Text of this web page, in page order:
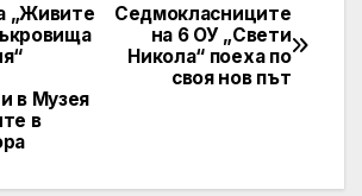
Седмокласниците
на 6 ОУ „Свети
Никола“ поеха по
своя нов път
„Живите
в Музея
в